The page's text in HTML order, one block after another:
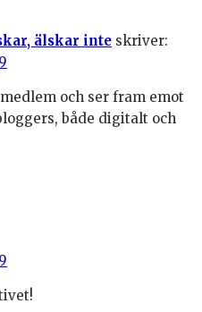
älskar inte skriver:
och ser fram emot
både digitalt och